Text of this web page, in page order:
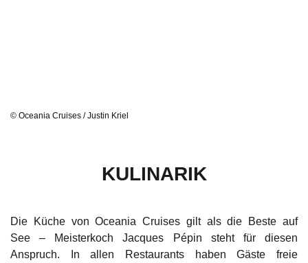
© Oceania Cruises / Justin Kriel
KULINARIK
Die Küche von Oceania Cruises gilt als die Beste auf
See – Meisterkoch Jacques Pépin steht für diesen
Anspruch. In allen Restaurants haben Gäste freie